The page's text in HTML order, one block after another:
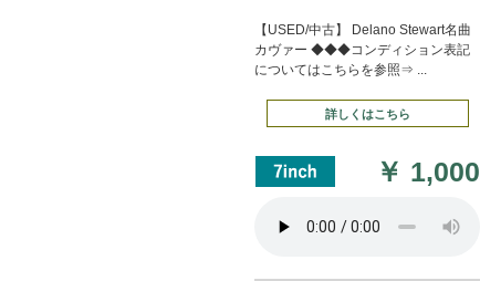
【USED/中古】 Delano Stewart名曲
カヴァー ◆◆◆コンディション表記
についてはこちらを参照⇒ ...
詳しくはこちら
￥ 1,000